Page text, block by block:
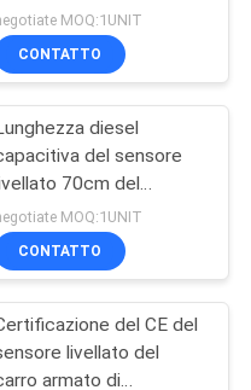
GPS
113
livellato
4V
MOQ:1UNIT
CONTATTO
diesel
del sensore
70cm del
del
di Jointech
MOQ:1UNIT
CONTATTO
del CE del
livellato del
armato di